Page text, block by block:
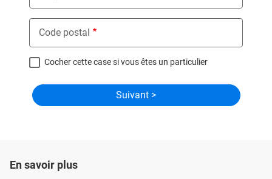
Code postal
Cocher cette case si vous êtes un particulier
En savoir plus